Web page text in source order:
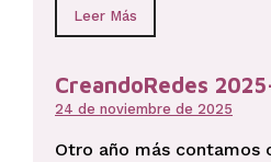
Leer Más
CreandoRedes
24 de noviembre de 2025
Otro año más contamos